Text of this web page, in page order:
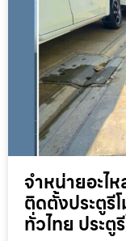
จำหน่ายอะไ
ติดตั้งประตูรี
ทั่วไทย ประตู